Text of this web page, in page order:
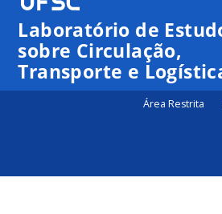
Laboratório de
sobre Circulação,
Transporte e
Área Restrita